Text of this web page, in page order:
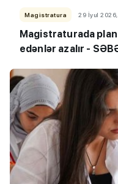
Magistratura 29 İyul 2026,
Magistraturada
edənlər azalır -